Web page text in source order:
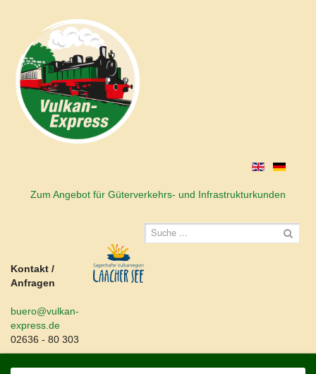
Zum Angebot für Güterverkehrs- und Infrastrukturkunden
Kontakt /
Anfragen
buero@vulkan-
express.de
02636 - 80 303